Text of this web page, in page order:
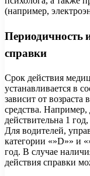
(например,
Периодичность
справки
Срок действия
устанавливается в
зависит от возраста
средства. Например,
действительна 1
Для водителей,
категории «»D»» и
год. В случае
действия справки